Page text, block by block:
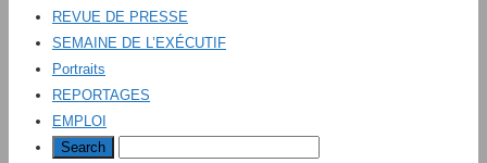
REVUE DE PRESSE
SEMAINE DE L’EXÉCUTIF
Portraits
REPORTAGES
EMPLOI